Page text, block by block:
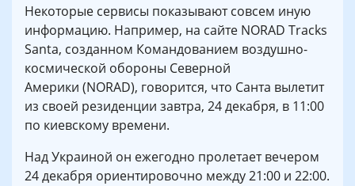
Некоторые сервисы показывают совсем иную
информацию. Например, на сайте NORAD Tracks
Santa, созданном Командованием воздушно-
космической обороны Северной
Америки (NORAD), говорится, что Санта вылетит
из своей резиденции завтра, 24 декабря, в 11:00
по киевскому времени.
Над Украиной он ежегодно пролетает вечером
24 декабря ориентировочно между 21:00 и 22:00.